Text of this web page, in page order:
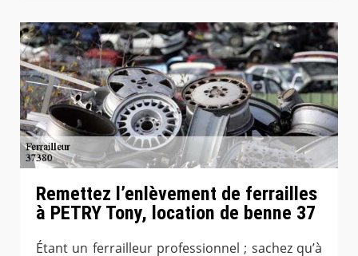
Remettez l’enlèvement de ferrailles
à PETRY Tony, location de benne 37
Étant un ferrailleur professionnel ; sachez qu’à